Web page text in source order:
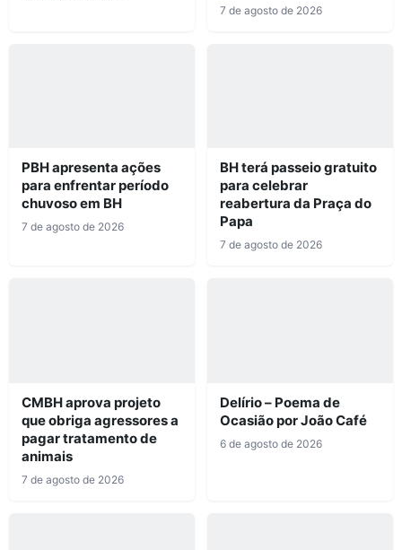
7 de agosto de 2026
PBH apresenta ações
para enfrentar período
chuvoso em BH
7 de agosto de 2026
BH terá passeio gratuito
para celebrar
reabertura da Praça do
Papa
7 de agosto de 2026
CMBH aprova projeto
que obriga agressores a
pagar tratamento de
animais
7 de agosto de 2026
Delírio – Poema de
Ocasião por João Café
6 de agosto de 2026